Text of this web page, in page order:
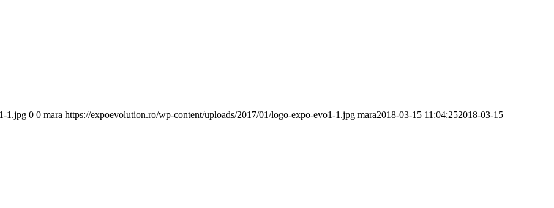
1.jpg 0 0 mara https://expoevolution.ro/wp-content/uploads/2017/01/logo-expo-evo1-1.jpg mara2018-03-15 11:04:252018-03-15